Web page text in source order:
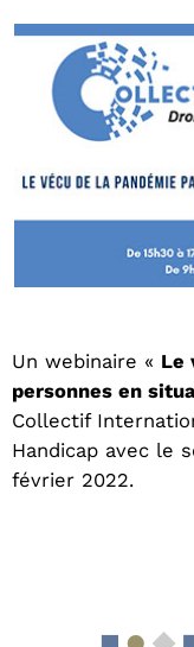
Un webinaire « Le
personnes en
Collectif
Handicap avec le
février 2022.